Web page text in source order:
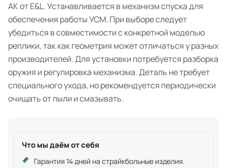
АК от E&L. Устанавливается в механизм спуска для
обеспечения работы УСМ. При выборе следует
убедиться в совместимости с конкретной моделью
реплики, так как геометрия может отличаться у разных
производителей. Для установки потребуется разборка
оружия и регулировка механизма. Деталь не требует
специального ухода, но рекомендуется периодически
очищать от пыли и смазывать.
Что мы даём от себя
Гарантия 14 дней на страйкбольные изделия.